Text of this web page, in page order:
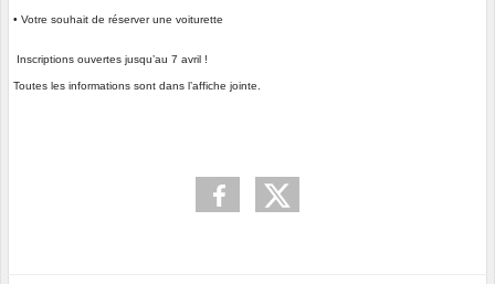
• Votre souhait de réserver une voiturette
Inscriptions ouvertes jusqu’au 7 avril !
Toutes les informations sont dans l’affiche jointe.